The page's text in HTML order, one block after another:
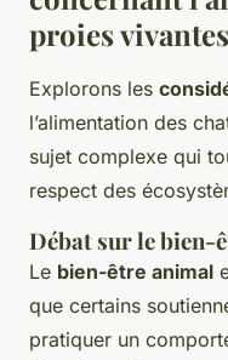
proies vivantes
Explorons les
l’alimentation des
sujet complexe qui
respect des
Débat sur le bien-
Le bien-être animal
que certains
pratiquer un